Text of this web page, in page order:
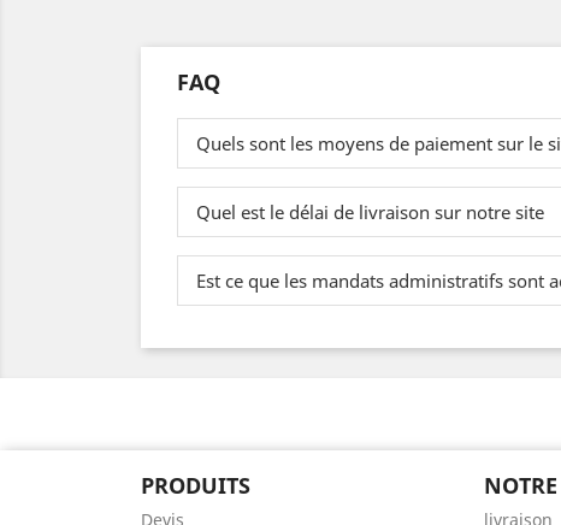
FAQ
Quels sont les moyens de paiement sur le
Quel est le délai de livraison sur notre site
Est ce que les mandats administratifs sont
PRODUITS
Devis livraison